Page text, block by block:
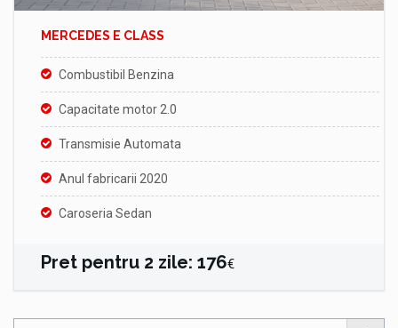
MERCEDES E CLASS
Combustibil Benzina
Capacitate motor 2.0
Transmisie Automata
Anul fabricarii 2020
Caroseria Sedan
Pret pentru 2 zile: 176€